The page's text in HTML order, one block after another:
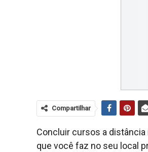
Compartilhar
Concluir cursos a
que você faz no seu local